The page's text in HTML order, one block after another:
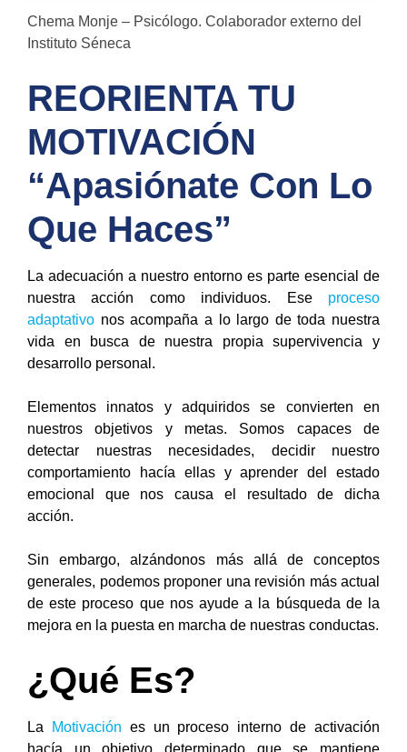
Chema Monje – Psicólogo. Colaborador externo del
Instituto Séneca
REORIENTA TU
MOTIVACIÓN
“Apasiónate Con Lo
Que Haces”
La adecuación a nuestro entorno es parte esencial de
nuestra acción como individuos. Ese proceso
adaptativo nos acompaña a lo largo de toda nuestra
vida en busca de nuestra propia supervivencia y
desarrollo personal.
Elementos innatos y adquiridos se convierten en
nuestros objetivos y metas. Somos capaces de
detectar nuestras necesidades, decidir nuestro
comportamiento hacía ellas y aprender del estado
emocional que noscausa el resultado de dicha
acción.
Sin embargo, alzándonos más allá de conceptos
generales, podemos proponer una revisión más actual
deeste proceso que nos ayude a la búsqueda de la
mejora en la puesta en marcha de nuestras conductas.
¿Qué Es?
La Motivación es un proceso interno de activación